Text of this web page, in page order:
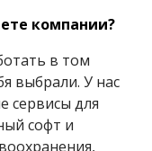
компании?
в том
выбрали. У нас
сервисы для
софт и